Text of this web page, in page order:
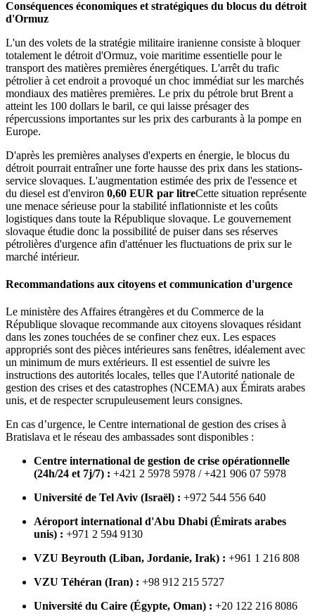
Conséquences économiques et stratégiques du blocus du détroit
d'Ormuz
L'un des volets de la stratégie militaire iranienne consiste à bloquer
totalement le détroit d'Ormuz, voie maritime essentielle pour le
transport des matières premières énergétiques. L'arrêt du trafic
pétrolier à cet endroit a provoqué un choc immédiat sur les marchés
mondiaux des matières premières. Le prix du pétrole brut Brent a
atteint les 100 dollars le baril, ce qui laisse présager des
répercussions importantes sur les prix des carburants à la pompe en
Europe.
D'après les premières analyses d'experts en énergie, le blocus du
détroit pourrait entraîner une forte hausse des prix dans les stations-
service slovaques. L'augmentation estimée des prix de l'essence et
du diesel est d'environ 0,60 EUR par litreCette situation représente
une menace sérieuse pour la stabilité inflationniste et les coûts
logistiques dans toute la République slovaque. Le gouvernement
slovaque étudie donc la possibilité de puiser dans ses réserves
pétrolières d'urgence afin d'atténuer les fluctuations de prix sur le
marché intérieur.
Recommandations aux citoyens et communication d'urgence
Le ministère des Affaires étrangères et du Commerce de la
République slovaque recommande aux citoyens slovaques résidant
dans les zones touchées de se confiner chez eux. Les espaces
appropriés sont des pièces intérieures sans fenêtres, idéalement avec
un minimum de murs extérieurs. Il est essentiel de suivre les
instructions des autorités locales, telles que l'Autorité nationale de
gestion des crises et des catastrophes (NCEMA) aux Émirats arabes
unis, et de respecter scrupuleusement leurs consignes.
En cas d’urgence, le Centre international de gestion des crises à
Bratislava et le réseau des ambassades sont disponibles :
Centre international de gestion de crise opérationnelle
(24h/24 et 7j/7) : +421 2 5978 5978 / +421 906 07 5978
Université de Tel Aviv (Israël) : +972 544 556 640
Aéroport international d'Abu Dhabi (Émirats arabes
unis) : +971 2 594 9130
VZU Beyrouth (Liban, Jordanie, Irak) : +961 1 216 808
VZU Téhéran (Iran) : +98 912 215 5727
Université du Caire (Égypte, Oman) : +20 122 216 8086